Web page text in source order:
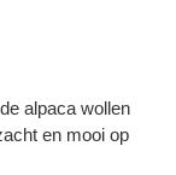
alpaca wollen
en mooi op